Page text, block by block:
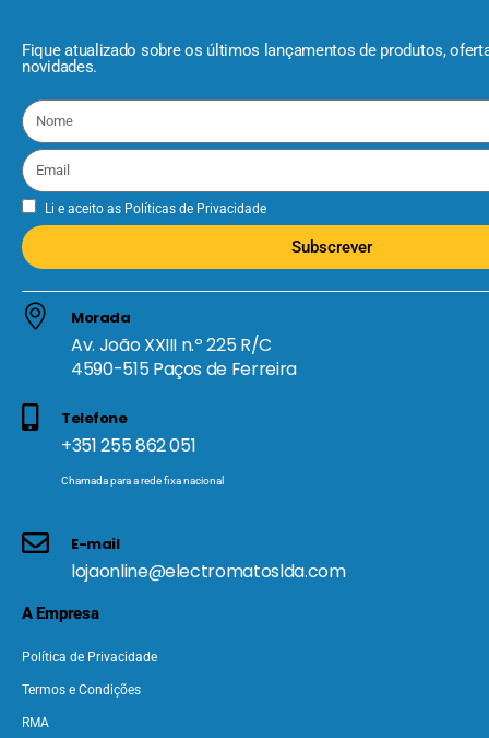
Fique atualizado sobre os últimos lançamentos de produtos,
novidades.
Li e aceito as Políticas de Privacidade
Subscrever
Morada
Av. João XXIII n.º 225 R/C
4590-515 Paços de Ferreira
Telefone
+351 255 862 051
Chamada para a rede fixa nacional
E-mail
lojaonline@electromatoslda.com
A Empresa
Política de Privacidade
Termos e Condições
RMA